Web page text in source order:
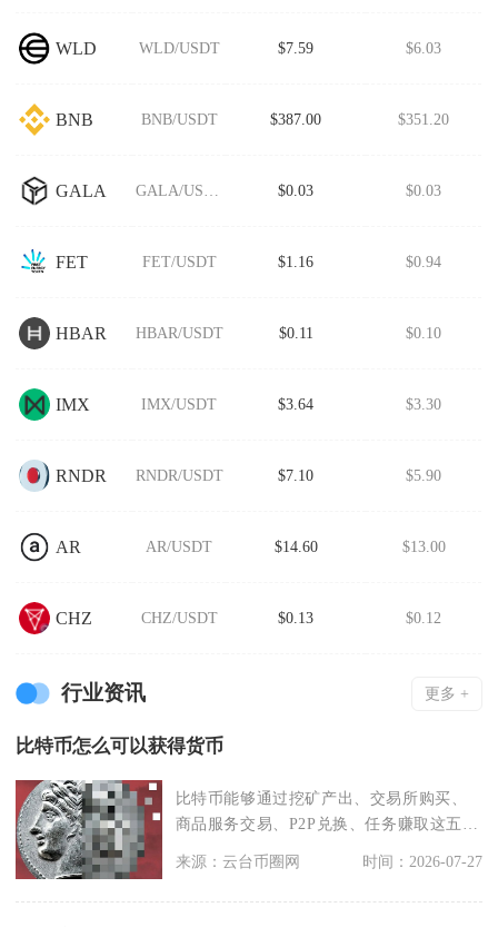
WLD WLD/USDT $7.59 $6.03
BNB BNB/USDT $387.00 $351.20
GALA GALA/USDT $0.03 $0.03
FET FET/USDT $1.16 $0.94
HBAR HBAR/USDT $0.11 $0.10
IMX IMX/USDT $3.64 $3.30
RNDR RNDR/USDT $7.10 $5.90
AR AR/USDT $14.60 $13.00
CHZ CHZ/USDT $0.13 $0.12
行业资讯 更多 +
比特币怎么可以获得货币
比特币能够通过挖矿产出、交易所购买、
商品服务交易、P2P兑换、任务赚取这五种
来源：云台币圈网 时间：2026-07-27